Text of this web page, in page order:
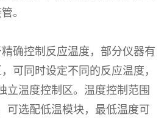
。
确控制反应温度，部分仪器有
可同时设定不同的反应温度，
立温度控制区。温度控制范围
可选配低温模块，最低温度可